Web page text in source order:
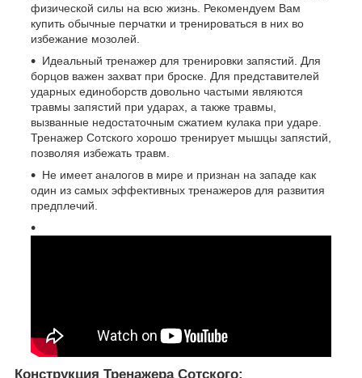
физической силы на всю жизнь. Рекомендуем Вам
купить обычные перчатки и тренироваться в них во
избежание мозолей.
Идеальный тренажер для тренировки запястий. Для
борцов важен захват при броске. Для представителей
ударных единоборств довольно частыми являются
травмы запястий при ударах, а также травмы,
вызванные недостаточным сжатием кулака при ударе.
Тренажер Сотского хорошо тренирует мышцы запястий,
позволяя избежать травм.
Не имеет аналогов в мире и признан на западе как
один из самых эффективных тренажеров для развития
предплечий.
Конструкция Тренажера Сотского: